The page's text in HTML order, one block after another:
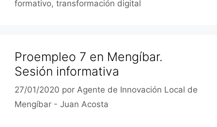
formativo, transformación digital
Proempleo 7 en Mengíbar.
Sesión informativa
27/01/2020 por Agente de Innovación Local de
Mengíbar - Juan Acosta